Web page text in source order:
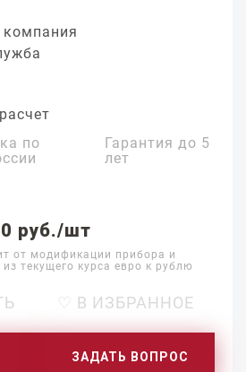
компания
по
Гарантия до 5
лет
руб./шт
от модификации прибора и
текущего курса евро к рублю
♡ В ИЗБРАННОЕ
ЗАДАТЬ ВОПРОС